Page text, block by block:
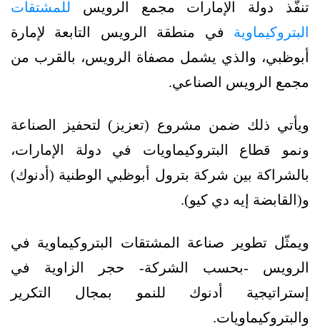
تنفّذ دولة الإمارات مجمع الرويس للمشتقات
البتروكيماوية في منطقة الرويس التابعة لإمارة
أبوظبي، والذي يشمل مصفاة الرويس، بالقرب من
مجمع الرويس الصناعي.
ويأتي ذلك ضمن مشروع (تعزيز) لتحفيز الصناعة
ونمو قطاع البتروكيماويات في دولة الإمارات،
بالشراكة بين شركة بترول أبوظبي الوطنية (أدنوك)
و(القابضة إيه دي كيو).
ويمثّل تطوير صناعة المشتقات البتروكيماوية في
الرويس -بحسب الشركة- حجر الزاوية في
إستراتيجية أدنوك للنمو بمجال التكرير
والبتروكيماويات.